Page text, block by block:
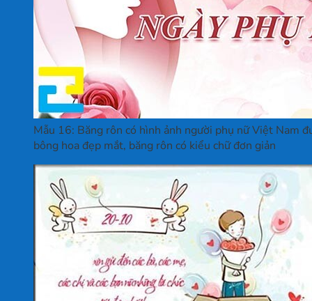
Mẫu 16: Băng rôn có hình ảnh người phụ nữ Việt Nam
bông hoa đẹp mắt, băng rôn có kiểu chữ đơn giản